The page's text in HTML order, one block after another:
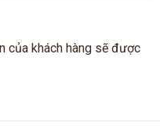
của khách hàng sẽ được